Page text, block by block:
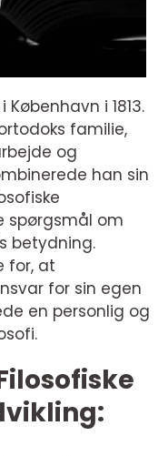
i 1813.
familie,
og
han sin
spørgsmål om
betydning.
for, at
for sin egen
en personlig og